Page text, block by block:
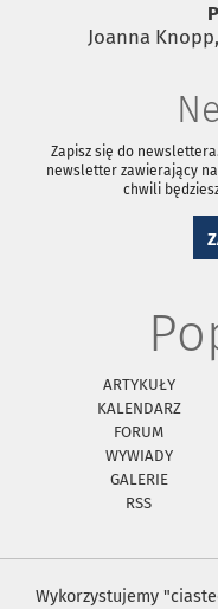
Joanna
Zapisz się do
newsletter zawierający
chwili
ARTYKUŁY
KALENDARZ
FORUM
WYWIADY
GALERIE
RSS
Wykorzystujemy